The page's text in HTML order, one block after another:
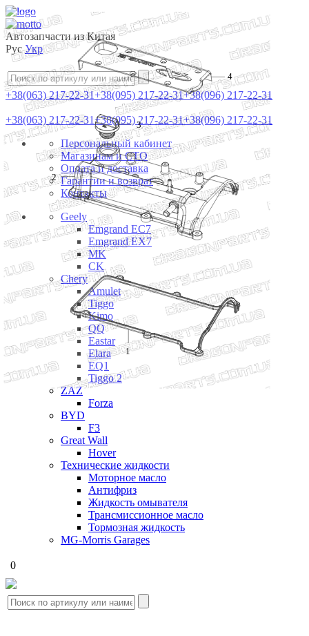
Автозапчасти из Китая
Рус Укр
+38(063) 217-22-31+38(095) 217-22-31+38(096) 217-22-31
+38(063) 217-22-31+38(095) 217-22-31+38(096) 217-22-31
Персональный кабинет
Магазинам и СТО
Оплата и доставка
Гарантии и возврат
Контакты
Geely
Emgrand EC7
Emgrand EX7
MK
CK
Chery
Amulet
Tiggo
Kimo
QQ
Eastar
Elara
EQ1
Tiggo 2
ZAZ
Forza
BYD
F3
Great Wall
Hover
Технические жидкости
Моторное масло
Антифриз
Жидкость омывателя
Трансмиссионное масло
Тормозная жидкость
MG-Morris Garages
0
4
3
2
1